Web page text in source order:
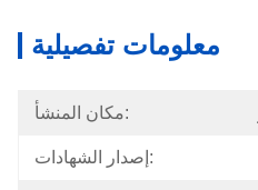
معلومات تفصيلية
مكان المنشأ:
إصدار الشهادات: